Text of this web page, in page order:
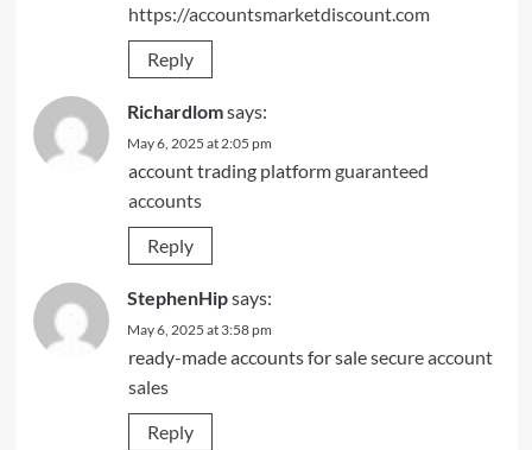
https://accountsmarketdiscount.com
Reply
Richardlomsays:
May 6, 2025 at 2:05 pm
account trading platformguaranteed
accounts
Reply
StephenHipsays:
May 6, 2025 at 3:58 pm
ready-made accounts for salesecure account
sales
Reply